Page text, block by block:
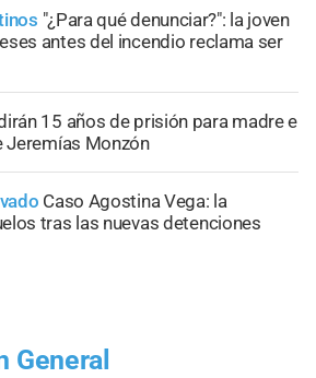
"¿Para qué denunciar?": la joven
antes del incendio reclama ser
15 años de prisión para madre e
Jeremías Monzón
Caso Agostina Vega: la
tras las nuevas detenciones
General